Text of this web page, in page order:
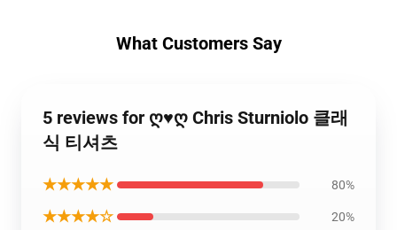
What Customers Say
5 reviews for ღ♥ღ Chris Sturniolo 클래
식 티셔츠
★★★★★ 80%
★★★★☆ 20%